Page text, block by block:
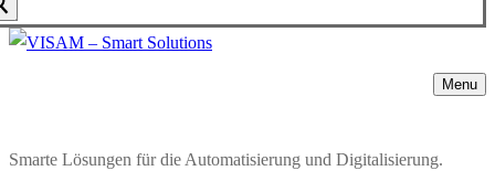
Menu
Smarte Lösungen für die Automatisierung und Digitalisierung.